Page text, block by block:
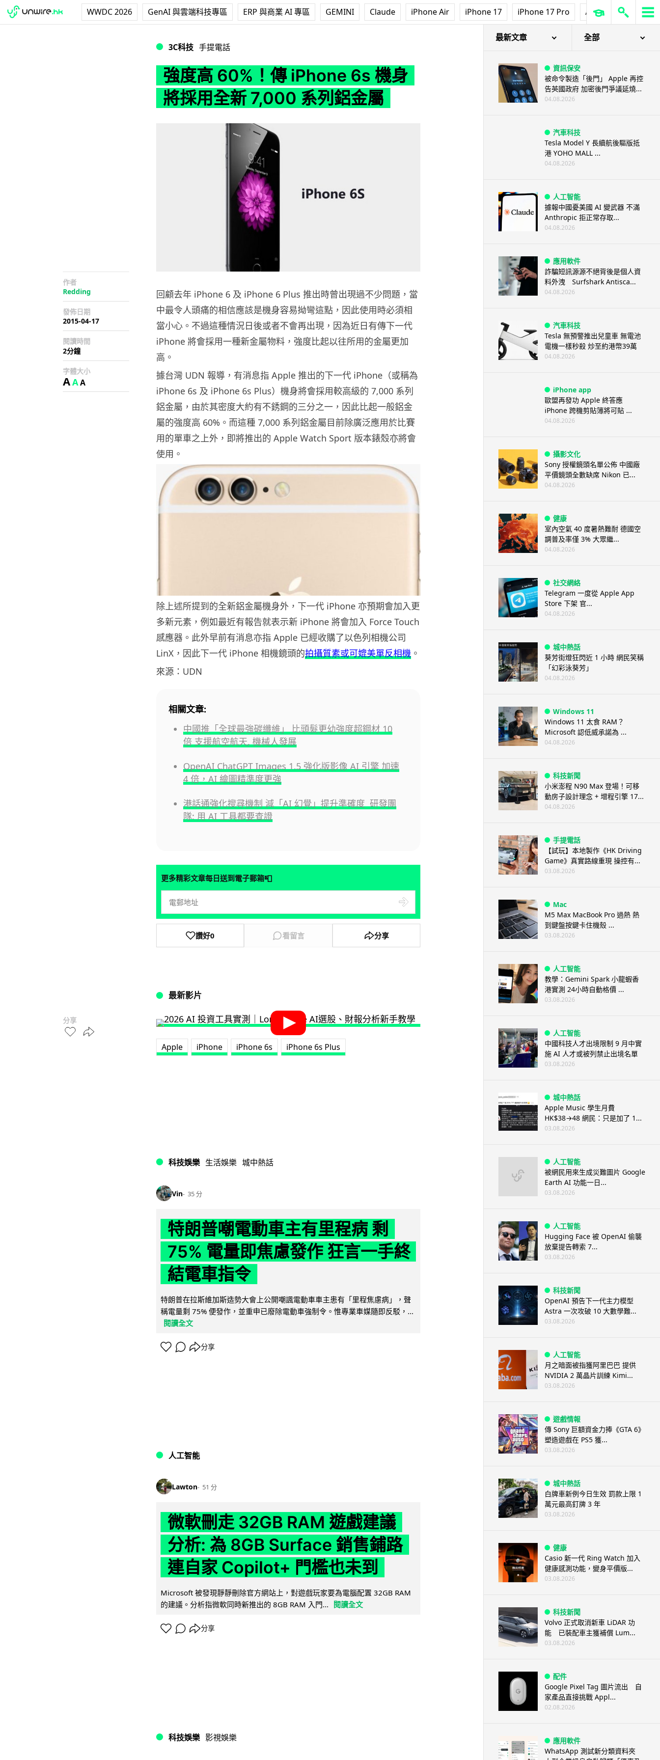
WWDC 2026 GenAI 與雲端科技專區 ERP 與商業 AI 專區 GEMINI Claude iPhone Air iPhone 17 iPhone 17 Pro AirPods Pro 3
3C科技 手提電話
強度高 60%！傳 iPhone 6s 機身
將採用全新 7,000 系列鋁金屬
作者
Redding
發佈日期
2015-04-17
閱讀時間
2分鐘
字體大小
AAA
分享
回顧去年 iPhone 6 及 iPhone 6 Plus 推出時曾出現過不少問題，當
中最令人頭痛的相信應該是機身容易拗彎這點，因此使用時必須相
當小心。不過這種情況日後或者不會再出現，因為近日有傳下一代
iPhone 將會採用一種新金屬物料，強度比起以往所用的金屬更加
高。
據台灣 UDN 報導，有消息指 Apple 推出的下一代 iPhone（或稱為
iPhone 6s 及 iPhone 6s Plus）機身將會採用較高級的 7,000 系列
鋁金屬，由於其密度大約有不銹鋼的三分之一，因此比起一般鋁金
屬的強度高 60%。而這種 7,000 系列鋁金屬目前除廣泛應用於比賽
用的單車之上外，即將推出的 Apple Watch Sport 版本錶殼亦將會
使用。
除上述所提到的全新鋁金屬機身外，下一代 iPhone 亦預期會加入更
多新元素，例如最近有報告就表示新 iPhone 將會加入 Force Touch
感應器。此外早前有消息亦指 Apple 已經收購了以色列相機公司
LinX，因此下一代 iPhone 相機鏡頭的拍攝質素或可媲美單反相機 。
來源：UDN
相關文章:
中國推「全球最強碳纖維」 比頭髮更幼強度超鋼材 10
倍 支援航空航天, 機械人發展
OpenAI ChatGPT Images 1.5 強化版影像 AI 引擎 加速
4 倍，AI 繪圖精準度更強
港話通強化搜尋機制 減「AI 幻覺」提升準確度 研發團
隊: 用 AI 工具都要查證
更多精彩文章每日送到電子郵箱📮
讚好0 看留言 分享
最新影片
Apple iPhone iPhone 6s iPhone 6s Plus
科技娛樂 生活娛樂 城中熱話
Vin 35 分
特朗普嘲電動車主有里程病 剩
75% 電量即焦慮發作 狂言一手終
結電車指令
特朗普在拉斯維加斯造勢大會上公開嘲諷電動車車主患有「里程焦慮病」，聲
稱電量剩 75% 便發作，並重申已廢除電動車強制令。惟專業車媒隨即反駁，...
閱讀全文
分享
人工智能
Lawton 51 分
微軟刪走 32GB RAM 遊戲建議
分析: 為 8GB Surface 銷售鋪路
連自家 Copilot+ 門檻也未到
Microsoft 被發現靜靜刪除官方網站上，對遊戲玩家要為電腦配置 32GB RAM
的建議。分析指微軟同時新推出的 8GB RAM 入門...
閱讀全文
分享
科技娛樂 影視娛樂
最新文章 全部
資訊保安
被命令製造「後門」 Apple 再控
告英國政府 加密後門爭議延燒...
04.08.2026
汽車科技
Tesla Model Y 長續航後驅版抵
港 YOHO MALL ...
04.08.2026
人工智能
據報中國憂美國 AI 變武器 不滿
Anthropic 拒正常存取...
04.08.2026
應用軟件
詐騙短訊源源不絕背後是個人資
料外洩 Surfshark Antisca...
04.08.2026
汽車科技
Tesla 無預警推出兒童車 無電池
電機一樣秒殺 炒至約港幣39萬
04.08.2026
iPhone app
歐盟再發功 Apple 終答應
iPhone 跨機剪貼簿將可貼 ...
04.08.2026
攝影文化
Sony 授權鏡頭名單公佈 中國廠
平價鏡頭全數缺席 Nikon 已...
04.08.2026
健康
室內空氣 40 度暑熱難耐 德國空
調普及率僅 3% 大眾繼...
04.08.2026
社交網絡
Telegram 一度從 Apple App
Store 下架 官...
04.08.2026
城中熱話
葵芳街燈狂閃近 1 小時 網民笑稱
「幻彩泳葵芳」
04.08.2026
Windows 11
Windows 11 太食 RAM？
Microsoft 認低威承諾為 ...
04.08.2026
科技新聞
小米澎程 N90 Max 登場！可移
動房子設計理念 + 增程引擎 17...
04.08.2026
手提電話
【試玩】本地製作《HK Driving
Game》真實路線重現 操控有...
03.08.2026
Mac
M5 Max MacBook Pro 過熱 熱
到鍵盤按鍵卡住機殼 ...
03.08.2026
人工智能
教學：Gemini Spark 小龍蝦香
港實測 24小時自動格價 ...
03.08.2026
人工智能
中國科技人才出境限制 9 月中實
施 AI 人才或被列禁止出境名單
03.08.2026
城中熱話
Apple Music 學生月費
HK$38→48 網民：只是加了 1...
03.08.2026
人工智能
被網民用來生成災難圖片 Google
Earth AI 功能一日...
03.08.2026
人工智能
Hugging Face 被 OpenAI 偷襲
放棄提告轉索 7...
03.08.2026
科技新聞
OpenAI 預告下一代主力模型
Astra 一次攻破 10 大數學難...
03.08.2026
人工智能
月之暗面被指獲阿里巴巴 提供
NVIDIA 2 萬晶片訓練 Kimi...
03.08.2026
遊戲情報
傳 Sony 巨額資金力捧《GTA 6》
塑造遊戲在 PS5 獲...
03.08.2026
城中熱話
白牌車新例今日生效 罰款上限 1
萬元最高釘牌 3 年
03.08.2026
健康
Casio 新一代 Ring Watch 加入
健康感測功能，變身平價版...
03.08.2026
科技新聞
Volvo 正式取消新車 LiDAR 功
能 已裝配車主獲補償 Lum...
03.08.2026
配件
Google Pixel Tag 圖片流出 自
家產品直接挑戰 Appl...
02.08.2026
應用軟件
WhatsApp 測試新分類資料夾